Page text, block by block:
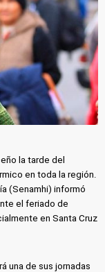
la tarde del
en toda la región.
(Senamhi) informó
el feriado de
en Santa Cruz
una de sus jornadas